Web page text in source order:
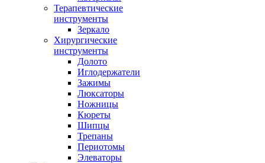
Терапевтические
инструменты
Зеркало
Хирургические
инструменты
Долото
Иглодержатели
Зажимы
Люксаторы
Ножницы
Кюреты
Шипцы
Трепаны
Периотомы
Элеваторы